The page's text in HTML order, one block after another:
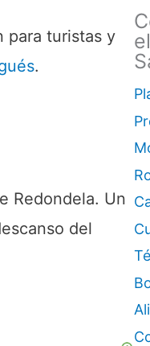
para turistas y
.
Redondela. Un
del